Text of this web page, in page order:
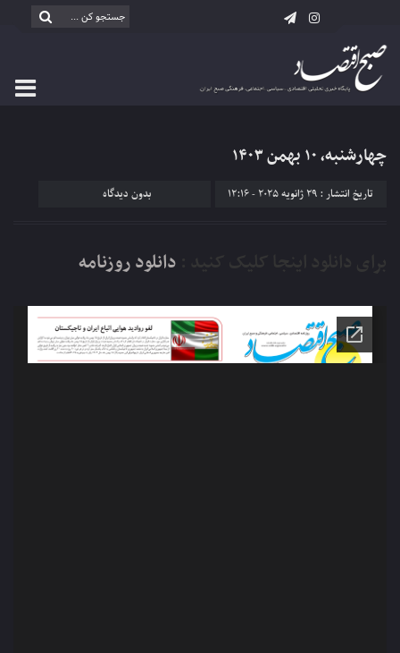
چهارشنبه، ۱۰ بهمن ۱۴۰۳
تاریخ انتشار : 29 ژانویه 2025 - 12:16 بدون دیدگاه
دانلود روزنامه